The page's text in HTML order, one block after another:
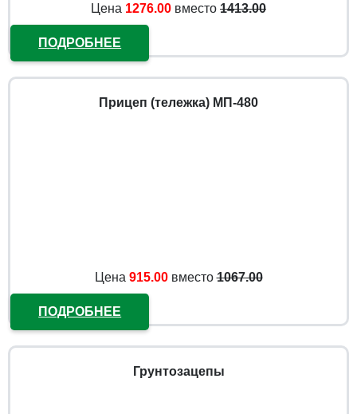
Цена 1276.00 вместо 1413.00
ПОДРОБНЕЕ
Прицеп (тележка) МП-480
Цена 915.00вместо1067.00
ПОДРОБНЕЕ
Грунтозацепы